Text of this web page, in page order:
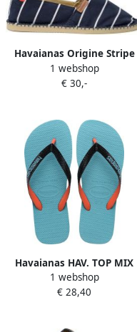
Havaianas Origine Stripe
Espadrilles Vrouwen navy
wit
1 webshop
€ 30,-
Havaianas HAV. TOP MIX
Blauw Unisex Slippers
Blauw
1 webshop
€ 28,40